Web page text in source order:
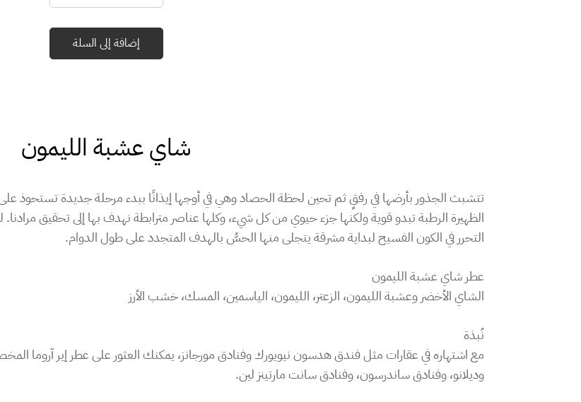
إضافة إلى السلة
شاي عشبة الليمون
تتشبث الجذور بأرضها في رفقٍ ثم تحين لحظة الحصاد وهي في أوجها إيذانًا ببدء مرحلة جديدة تستحوذ
الظهيرة الرطبة تبدو قوية ولكنها جزء حيوي من كل شيء، وكلها عناصر مترابطة نهدف بها إلى تحقيق
التحرر في الكون الفسيح لبداية مشرقة يتجلى منها الحسُّ بالهدف المتجدد على طول الدوام.
عطر شاي عشبة الليمون
الشاي الأخضر وعشبة الليمون، الزعتر، الليمون، الياسمين، المسك، خشب الأرز
نُبذة
وديلانو، وفنادق ساندرسون، وفنادق سانت مارتينز لين.